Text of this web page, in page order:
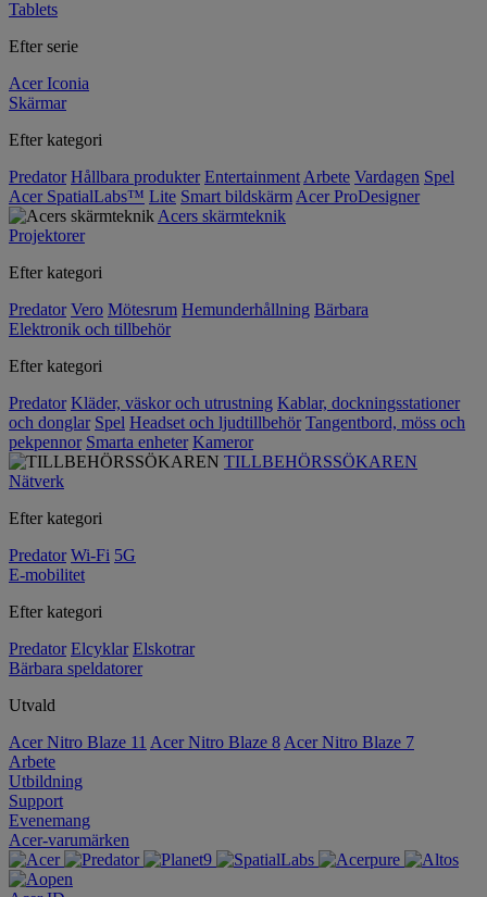
Tablets
Efter serie
Acer Iconia
Skärmar
Efter kategori
Predator Hållbara produkter Entertainment Arbete Vardagen Spel
Acer SpatialLabs™ Lite Smart bildskärm Acer ProDesigner
Acers skärmteknik
Projektorer
Efter kategori
Predator Vero Mötesrum Hemunderhållning Bärbara
Elektronik och tillbehör
Efter kategori
Predator Kläder, väskor och utrustning Kablar, dockningsstationer
och donglar Spel Headset och ljudtillbehör Tangentbord, möss och
pekpennor Smarta enheter Kameror
TILLBEHÖRSSÖKAREN
Nätverk
Efter kategori
Predator Wi-Fi 5G
E-mobilitet
Efter kategori
Predator Elcyklar Elskotrar
Bärbara speldatorer
Utvald
Acer Nitro Blaze 11 Acer Nitro Blaze 8 Acer Nitro Blaze 7
Arbete
Utbildning
Support
Evenemang
Acer-varumärken